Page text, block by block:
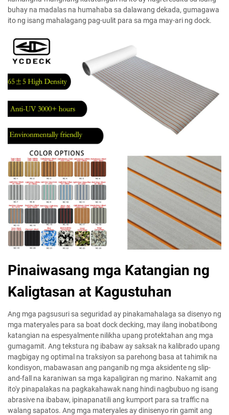
buhay na madalas na humahaba sa dalawang dekada, gumagawa
ito ng isang mahalagang pag-uulit para sa mga may-ari ng dock.
Pinaiwasang mga Katangian ng
Kaligtasan at Kagustuhan
Ang mga pagsusuri sa seguridad ay pinakamahalaga sa disenyo ng
mga materyales para sa boat dock decking, may ilang inobatibong
katangian na espesyalmente nilikha upang protektahan ang mga
gumagamit. Ang tekstura ng ibabaw ay saksak na kalibrado upang
magbigay ng optimal na traksiyon sa parehong basa at tahimik na
kondisyon, mabawasan ang panganib ng mga aksidente ng slip-
and-fall na karaniwan sa mga kapaligiran ng marino. Nakamit ang
ito'y pinapalakas na pagkakahawak nang hindi nagbubuo ng isang
abrasive na ibabaw, ipinapanatili ang kumport para sa traffic na
walang sapatos. Ang mga materyales ay dinisenyo rin gamit ang